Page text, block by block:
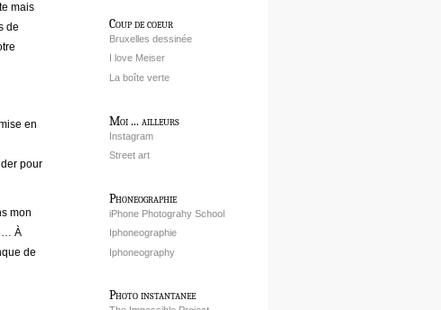
mais
de
en
pour
mon
… À
de
Coup de coeur
Bruxelles dessinée
I love Meiser
La boîte verte
Moi ... ailleurs
Instagram
Street art
Phoneographie
iPhone Photograhy School
Iphoneographie
Iphoneography
Photo instantanee